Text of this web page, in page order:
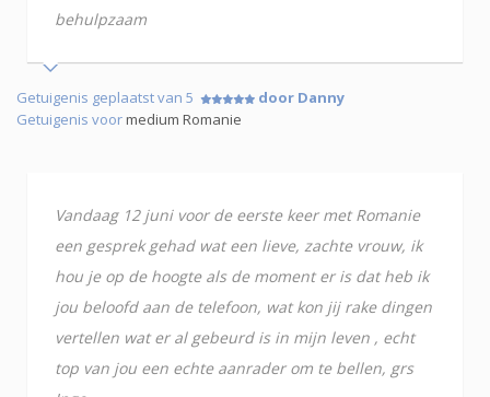
behulpzaam
Getuigenis geplaatst van 5
door Danny
Getuigenis voormedium Romanie
Vandaag 12 juni voor de eerste keer met Romanie
een gesprek gehad wat een lieve, zachte vrouw, ik
hou je op de hoogte als de moment er is dat heb ik
jou beloofd aan de telefoon, wat kon jij rake dingen
vertellen wat er al gebeurd is in mijn leven , echt
top van jou een echte aanrader om te bellen, grs